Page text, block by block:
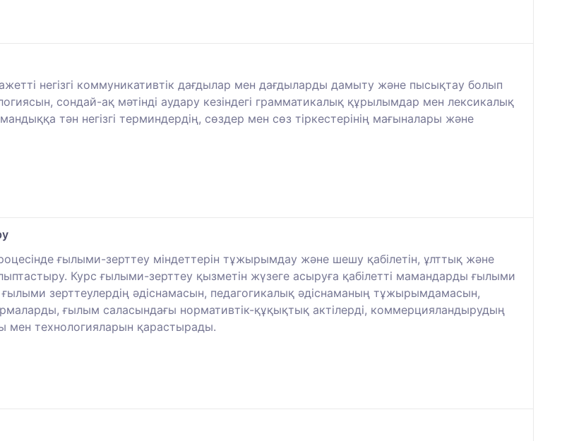
негізгі коммуникативтік дағдылар мен дағдыларды дамыту және пысықтау болып
сондай-ақ мәтінді аудару кезіндегі грамматикалық құрылымдар мен лексикалық
тән негізгі терминдердің, сөздер мен сөз тіркестерінің мағыналары және
ғылыми-зерттеу міндеттерін тұжырымдау және шешу қабілетін, ұлттық және
Курс ғылыми-зерттеу қызметін жүзеге асыруға қабілетті мамандарды ғылыми
зерттеулердің әдіснамасын, педагогикалық әдіснаманың тұжырымдамасын,
ғылым саласындағы нормативтік-құқықтық актілерді, коммерцияландырудың
мен технологияларын қарастырады.